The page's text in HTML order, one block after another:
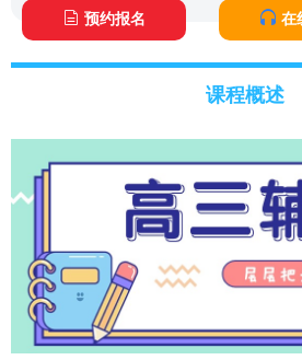
预约报名 在
课程概述